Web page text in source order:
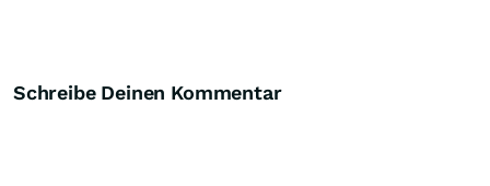
Schreibe Deinen Kommentar